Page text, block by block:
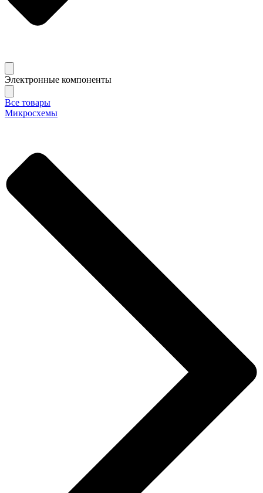
Электронные компоненты
Все товары
Микросхемы